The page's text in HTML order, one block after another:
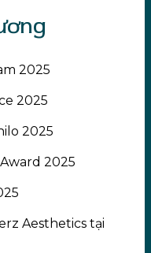
2025
2025
2025
2025
Aesthetics tại